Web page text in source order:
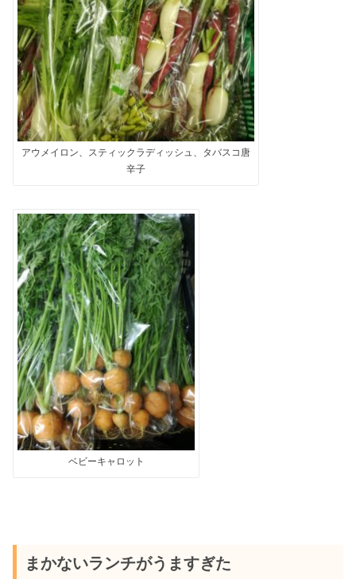
アウメイロン、スティックラディッシュ、タバスコ唐
辛子
ベビーキャロット
まかないランチがうますぎた